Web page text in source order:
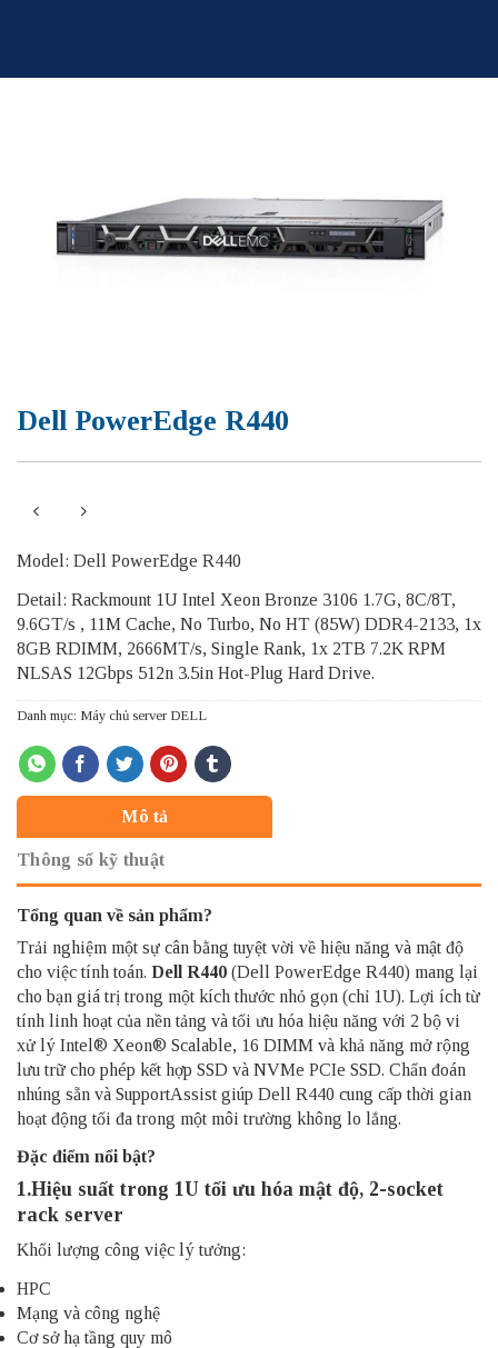
Dell PowerEdge R440
Model: Dell PowerEdge R440
Detail: Rackmount 1U Intel Xeon Bronze 3106 1.7G, 8C/8T,
9.6GT/s , 11M Cache, No Turbo, No HT (85W) DDR4-2133, 1x
8GB RDIMM, 2666MT/s, Single Rank, 1x 2TB 7.2K RPM
NLSAS 12Gbps 512n 3.5in Hot-Plug Hard Drive.
Danh mục: Máy chủ server DELL
Mô tả
Thông số kỹ thuật
Tổng quan về sản phẩm?
Trải nghiệm một sự cân bằng tuyệt vời về hiệu năng và mật độ
cho việc tính toán. Dell R440 (Dell PowerEdge R440) mang lại
cho bạn giá trị trong một kích thước nhỏ gọn (chỉ 1U). Lợi ích từ
tính linh hoạt của nền tảng và tối ưu hóa hiệu năng với 2 bộ vi
xử lý Intel® Xeon® Scalable, 16 DIMM và khả năng mở rộng
lưu trữ cho phép kết hợp SSD và NVMe PCIe SSD. Chẩn đoán
nhúng sẵn và SupportAssist giúp Dell R440 cung cấp thời gian
hoạt động tối đa trong một môi trường không lo lắng.
Đặc điểm nổi bật?
1.Hiệu suất trong 1U tối ưu hóa mật độ, 2-socket
rack server
Khối lượng công việc lý tưởng:
HPC
Mạng và công nghệ
Cơ sở hạ tầng quy mô